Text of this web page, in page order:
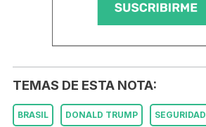
TEMAS DE ESTA NOTA:
BRASIL DONALD TRUMP SEGURIDAD